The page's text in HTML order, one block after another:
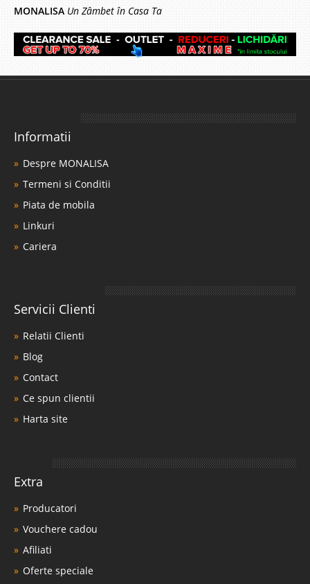
MONALISA Un Zâmbet în Casa Ta
Informatii
Despre MONALISA
Termeni si Conditii
Piata de mobila
Linkuri
Cariera
Servicii Clienti
Relatii Clienti
Blog
Contact
Ce spun clientii
Harta site
Extra
Producatori
Vouchere cadou
Afiliati
Oferte speciale